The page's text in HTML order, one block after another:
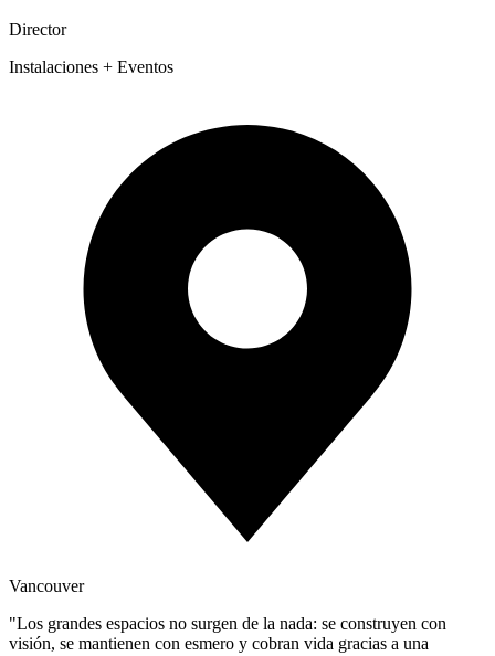
Director
Instalaciones + Eventos
Vancouver
"Los grandes espacios no surgen de la nada: se construyen con
visión, se mantienen con esmero y cobran vida gracias a una